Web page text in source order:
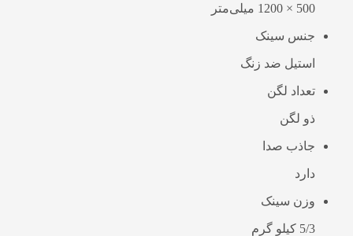
500 × 1200 میلی‌متر
جنس سینک
استیل ضد زنگ
تعداد لگن
ذو لگن
جاذب صدا
دارد
وزن سینک
5/3 کیلو گرم